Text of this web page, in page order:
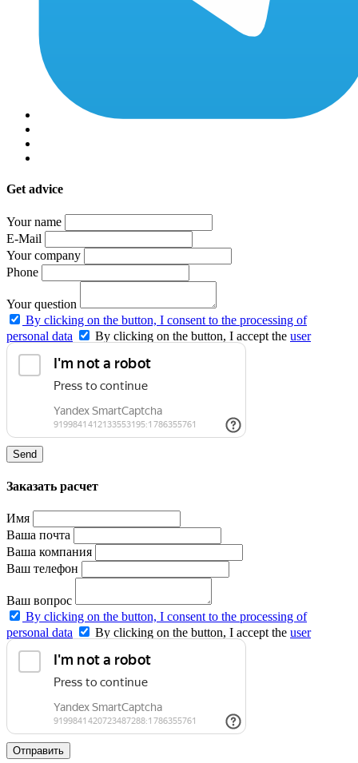
Get advice
Your name
E-Mail
Your company
Phone
Your question
By clicking on the button, I consent to the processing of
personal data
By clicking on the button, I accept the user
agreement
Send
Заказать расчет
Имя
Ваша почта
Ваша компания
Ваш телефон
Ваш вопрос
By clicking on the button, I consent to the processing of
personal data
By clicking on the button, I accept the user
agreement
Отправить